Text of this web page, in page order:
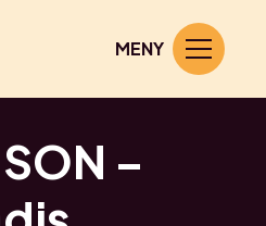
MENY
–